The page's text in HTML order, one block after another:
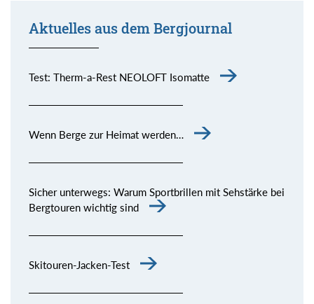
Aktuelles aus dem Bergjournal
Test: Therm-a-Rest NEOLOFT Isomatte
Wenn Berge zur Heimat werden…
Sicher unterwegs: Warum Sportbrillen mit Sehstärke bei
Bergtouren wichtig sind
Skitouren-Jacken-Test